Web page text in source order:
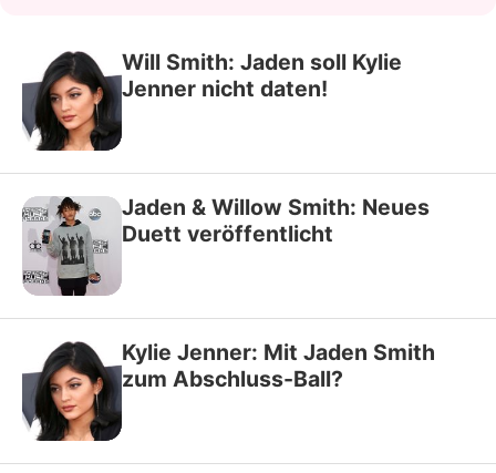
Will Smith: Jaden soll Kylie
Jenner nicht daten!
Jaden & Willow Smith: Neues
Duett veröffentlicht
Kylie Jenner: Mit Jaden Smith
zum Abschluss-Ball?